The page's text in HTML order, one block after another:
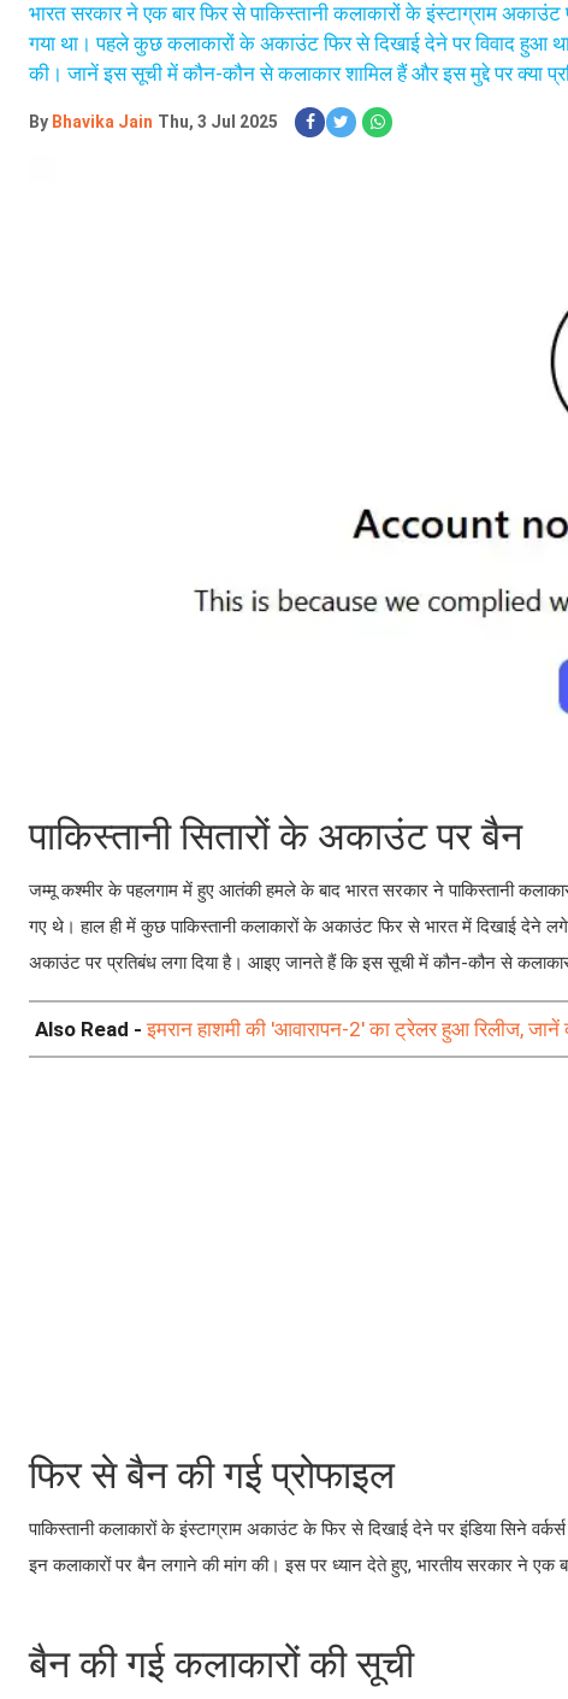
भारत सरकार ने एक बार फिर से पाकिस्तानी कलाकारों के इंस्टाग्राम
गया था। पहले कुछ कलाकारों के अकाउंट फिर से दिखाई देने पर विवाद हुआ
की। जानें इस सूची में कौन-कौन से कलाकार शामिल हैं और इस मुद्दे पर क्या
By Bhavika Jain Thu, 3 Jul 2025
पाकिस्तानी सितारों के अकाउंट पर बैन
जम्मू कश्मीर के पहलगाम में हुए आतंकी हमले के बाद भारत सरकार ने पाकिस्तानी
गए थे। हाल ही में कुछ पाकिस्तानी कलाकारों के अकाउंट फिर से भारत में दिखाई देने
अकाउंट पर प्रतिबंध लगा दिया है। आइए जानते हैं कि इस सूची में कौन-कौन से
Also Read -इमरान हाशमी की 'आवारापन-2' का ट्रेलर हुआ रिलीज, जानें
फिर से बैन की गई प्रोफाइल
पाकिस्तानी कलाकारों के इंस्टाग्राम अकाउंट के फिर से दिखाई देने पर इंडिया सिने
इन कलाकारों पर बैन लगाने की मांग की। इस पर ध्यान देते हुए, भारतीय सरकार ने एक
बैन की गई कलाकारों की सूची